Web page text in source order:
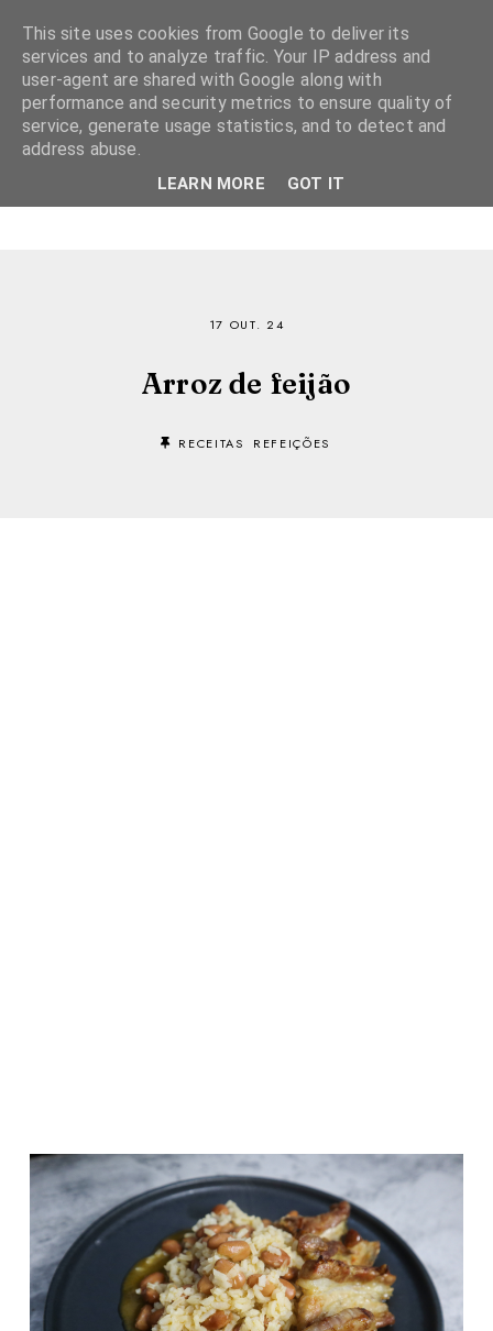
17 OUT. 24
Arroz de feijão
RECEITAS REFEIÇÕES
This site uses cookies from Google to deliver its
services and to analyze traffic. Your IP address and
user-agent are shared with Google along with
performance and security metrics to ensure quality of
service, generate usage statistics, and to detect and
address abuse.
LEARN MORE GOT IT